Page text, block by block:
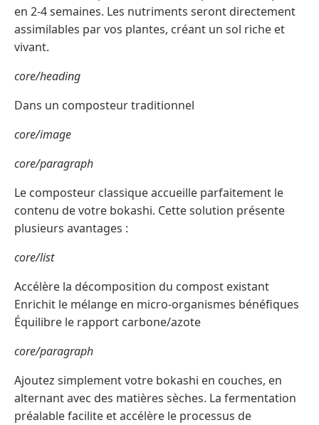
en 2-4 semaines. Les nutriments seront directement
assimilables par vos plantes, créant un sol riche et
vivant.
core/heading
Dans un composteur traditionnel
core/image
core/paragraph
Le composteur classique accueille parfaitement le
contenu de votre bokashi. Cette solution présente
plusieurs avantages :
core/list
Accélère la décomposition du compost existant
Enrichit le mélange en micro-organismes bénéfiques
Équilibre le rapport carbone/azote
core/paragraph
Ajoutez simplement votre bokashi en couches, en
alternant avec des matières sèches. La fermentation
préalable facilite et accélère le processus de